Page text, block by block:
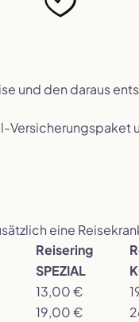
und den daraus
Versicherungspaket
eine
Reisering
SPEZIAL
13,00 €
19,00 €